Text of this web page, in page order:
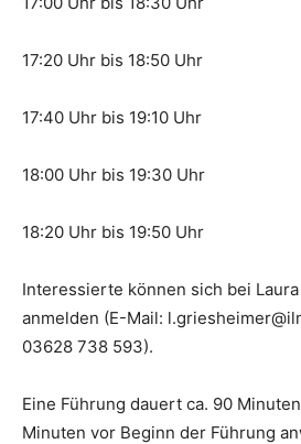
17:20 Uhr bis 18:50 Uhr
17:40 Uhr bis 19:10 Uhr
18:00 Uhr bis 19:30 Uhr
18:20 Uhr bis 19:50 Uhr
Interessierte können sich bei
anmelden (E-Mail:
03628 738 593).
Eine Führung dauert ca. 90
Minuten vor Beginn der Führung